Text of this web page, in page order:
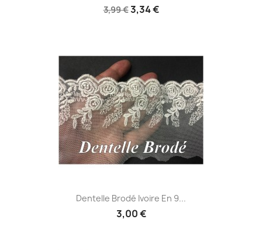
3,99 €3,34 €
Dentelle Brodé Ivoire En 9...
3,00 €